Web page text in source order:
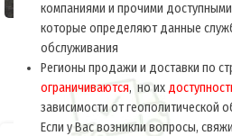
компаниями и прочими
которые определяют данные
обслуживания
Регионы продажи и доставки по
ограничиваются, но их
зависимости от геополитической
Если у Вас возникли вопросы,